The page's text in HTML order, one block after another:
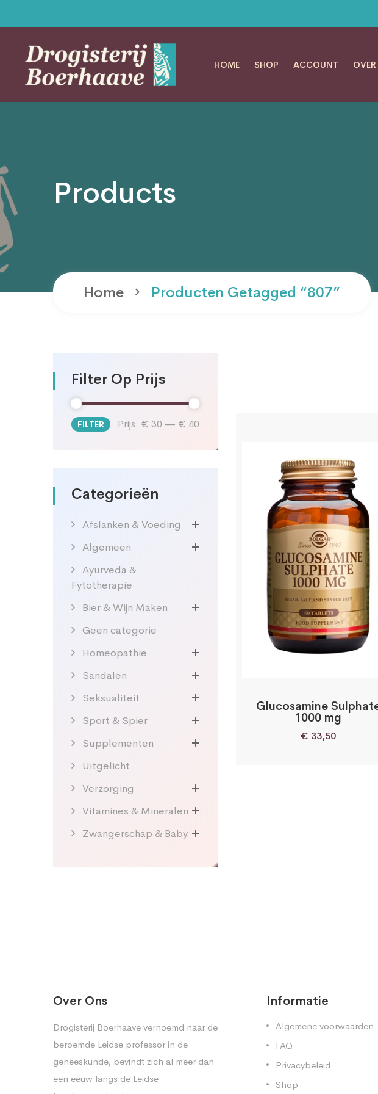
HOME SHOP ACCOUNT
Products
Home Producten Getagged “807”
Filter Op Prijs
Min.
Max.
FILTER Prijs: € 30 — € 40
Categorieën
Afslanken & Voeding
Algemeen
Ayurveda &
Fytotherapie
Bier & Wijn Maken
Geen categorie
Homeopathie
Sandalen
Seksualiteit
Sport & Spier
Supplementen
Uitgelicht
Verzorging
Vitamines & Mineralen
Zwangerschap & Baby
Glucosamine
1000 mg
€ 33,50
Over Ons
Drogisterij Boerhaave vernoemd naar de
beroemde Leidse professor in de
geneeskunde, bevindt zich al meer dan
een eeuw langs de Leidse
Informatie
Algemene voorwaarden
FAQ
Privacybeleid
Shop